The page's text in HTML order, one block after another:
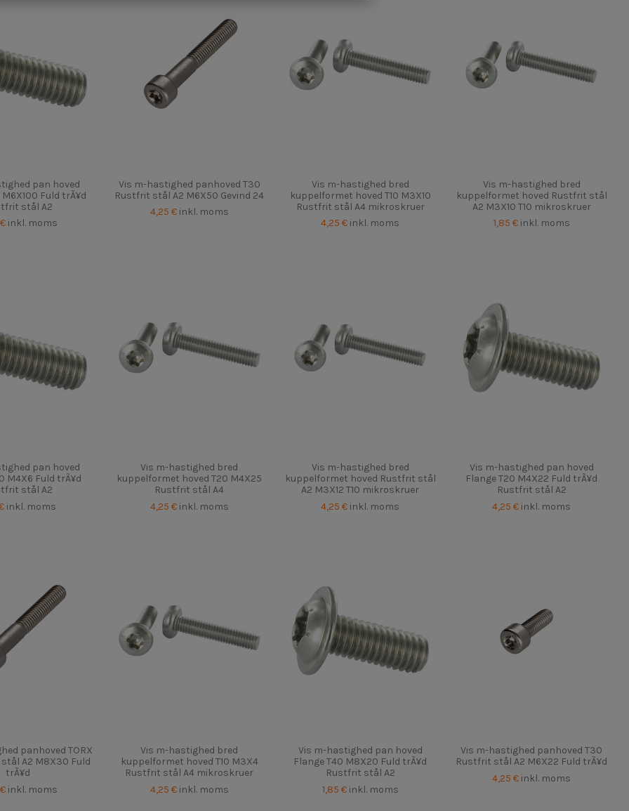
pan hoved
Fuld trÃ¥d
stål A2
inkl. moms
Vis m-hastighed panhoved T30
Rustfrit stål A2 M6X50 Gevind 24
4,25 € inkl. moms
Vis m-hastighed bred
kuppelformet hoved T10 M3X10
Rustfrit stål A4 mikroskruer
4,25 € inkl. moms
Vis m-hastighed bred
kuppelformet hoved Rustfrit stål
A2 M3X10 T10 mikroskruer
1,85 € inkl. moms
pan hoved
M4X6 Fuld trÃ¥d
stål A2
inkl. moms
Vis m-hastighed bred
kuppelformet hoved T20 M4X25
Rustfrit stål A4
4,25 € inkl. moms
Vis m-hastighed bred
kuppelformet hoved Rustfrit stål
A2 M3X12 T10 mikroskruer
4,25 € inkl. moms
Vis m-hastighed pan hoved
Flange T20 M4X22 Fuld trÃ¥d
Rustfrit stål A2
4,25 € inkl. moms
panhoved TORX
A2 M8X30 Fuld
trÃ¥d
inkl. moms
Vis m-hastighed bred
kuppelformet hoved T10 M3X4
Rustfrit stål A4 mikroskruer
4,25 € inkl. moms
Vis m-hastighed pan hoved
Flange T40 M8X20 Fuld trÃ¥d
Rustfrit stål A2
1,85 € inkl. moms
Vis m-hastighed panhoved T30
Rustfrit stål A2 M6X22 Fuld trÃ¥d
4,25 € inkl. moms